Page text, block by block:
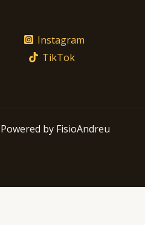
Instagram
TikTok
by FisioAndreu